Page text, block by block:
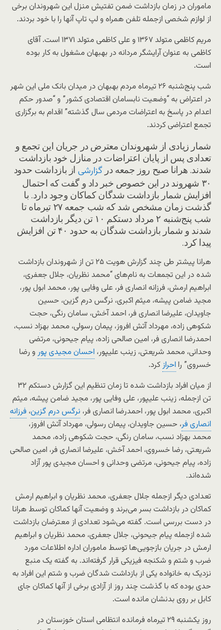
ماموران در زمان بازداشت ضمن تفتیش منزل این شهروندان برخی
از لوازم شخصی ازجمله تلفن همراه و لپ تاپ آنها را با خود بردند.
مریم کاظمی متولد ۱۳۶۷ و علی کاظمی متولد ۱۳۷۱ است. آقای
کاظمی به عنوان آرایشگر مردانه در بهبهان مشغول به کار بوده
است.
شب پنج‌شنبه ۲۶ تیرماه مردم بهبهان در میدان بانک ملی این شهر
در اعتراض به “وضعیت نابسامان اقتصادی کشور” و “صدور حکم
اعدام در پاسخ به اعتراضات مردمی سال گذشته” اقدام به برگزاری
تجمع اعتراضی کردند.
شمار زیادی از شهروندان معترض در جریان این تجمع و
تعدادی پس از پایان اعتراضات در منازل خود بازداشت
شدند. هرانا صبح روز جمعه در گزارشی از بازداشت حدود
۳۰ شهروند در این خصوص خبر داد و گفت که احتمال
افزایش شمار بازداشت شدگان کماکان وجود دارد. با
گذشت زمان مشخص شد که شب جمعه ۲۷ تیرماه تا
شب پنج‌شنبه ۲ مرداد دستکم ۱۰ تن دیگر بازداشت
شدند و شمار بازداشت شدگان به حدود ۴۰ تن افزایش
پیدا کرد.
هرانا پیشتر طی چند گزارش هویت ۲۵ تن از شهروندان بازداشت
شده در این تجمعات به نام‌های “محمد نظریان، جلال جعفری،
ابراهیم ارمش، فرزانه انصاری فر، علی وفایی پور، محمد ابول پور،
مجید ضامن پیشه، میثم اکبری، نرگس درم گزین، حسین
جاویدان، علیرضا انصاری فر، احمد آخش، سامان رنگی، حجت
شکوهی زاده، مهرداد آتش افروز، پیمان رسولی، محمد بهزاد نسب،
احمدرضا انصاری فر، امین صالحی زاده، پیام جیحونی، مرتضی
وحدانی، محمد شریعتی، زینب علیپور، احسان مجیدی پور و رضا
خسروی” را احرازکرد.
از میان افراد بازداشت شده تا زمان تنظیم این گزارش دستکم ۳۲
تن ازجمله، زینب علیپور، علی وفایی پور، مجید ضامن پیشه، میثم
اکبری، محمد ابول پور، احمدرضا انصاری فر، نرگس درم گزین، فرزانه
انصاری فر، حسین جاویدان، پیمان رسولی، مهرداد آتش افروز،
محمد بهزاد نسب، سامان رنگی، حجت شکوهی زاده، محمد
شریعتی، رضا خسروی، احمد آخش، علیرضا انصاری فر، امین صالحی
زاده، پیام جیحونی، مرتضی وحدانی و احسان مجیدی پور آزاد
شده‌اند.
تعدادی دیگر ازجمله جلال جعفری، محمد نظریان و ابراهیم ارمش
کماکان در بازداشت بسر می‌برند و وضعیت آنها کماکان توسط هرانا
در دست بررسی است. گفته می‌شود تعدادی از معترضان بازداشت
شده ازجمله پیام جیحونی، جلال جعفری، محمد نظریان و ابراهیم
ارمش در جریان بازجویی‌ها توسط ماموران اداره اطلاعات مورد
ضرب و شتم و شکنجه فیزیکی قرار گرفته‌اند. به گفته یک منبع
نزدیک به خانواده یکی از بازداشت شدگان ضرب و شتم این افراد به
حدی بوده که با گذشت چند روز از آزادی برخی از آنها کماکان جای
کابل بر روی بدنشان مانده است.
روز یکشنبه ۲۹ تیرماه فرمانده انتظامی استان خوزستان در